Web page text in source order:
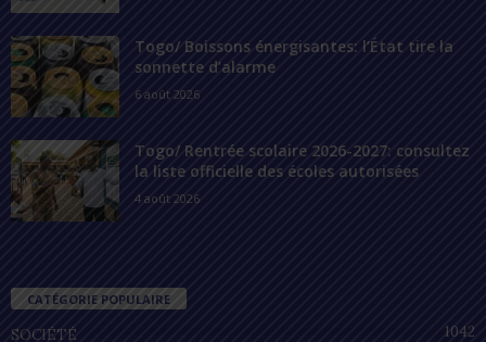
Togo/ Boissons énergisantes: l’État tire la
sonnette d’alarme
6 août 2026
Togo/ Rentrée scolaire 2026-2027: consultez
la liste officielle des écoles autorisées
4 août 2026
CATÉGORIE POPULAIRE
SOCIÉTÉ 1042